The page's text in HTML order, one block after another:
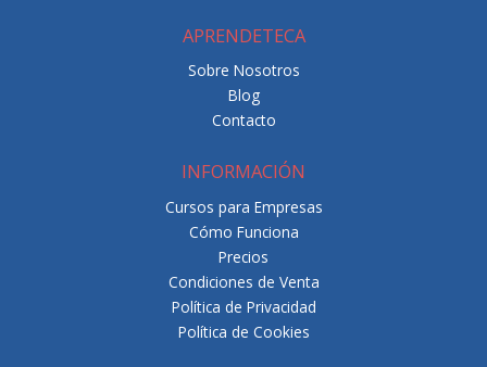
APRENDETECA
Sobre Nosotros
Blog
Contacto
INFORMACIÓN
Cursos para Empresas
Cómo Funciona
Precios
Condiciones de Venta
Política de Privacidad
Política de Cookies